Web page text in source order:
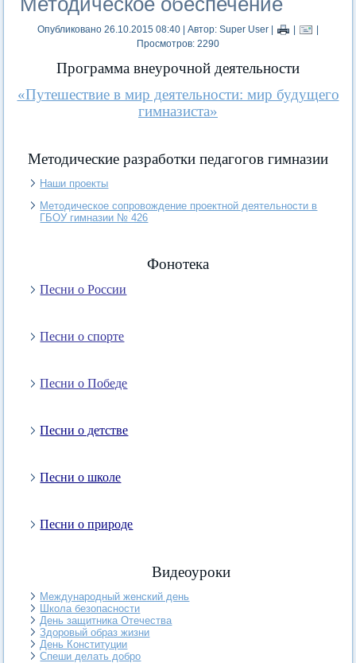
Опубликовано 26.10.2015 08:40 Автор: Super User
Просмотров: 2290
Программа внеурочной деятельности
«Путешествие в мир деятельности: мир будущего
гимназиста»
Методические разработки педагогов гимназии
Наши проекты
Методическое сопровождение проектной деятельности в
ГБОУ гимназии № 426
Фонотека
Песни о России
Песни о спорте
Песни о Победе
Песни о детстве
Песни о школе
Песни о природе
Видеоуроки
Международный женский день
Школа безопасности
День защитника Отечества
Здоровый образ жизни
День Конституции
Спеши делать добро